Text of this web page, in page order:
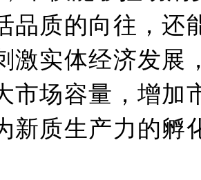
品质的向往，还
激实体经济发展
市场容量，增加
新质生产力的孵